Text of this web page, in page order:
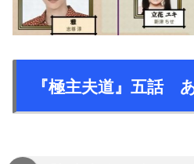
『極主夫道』五話